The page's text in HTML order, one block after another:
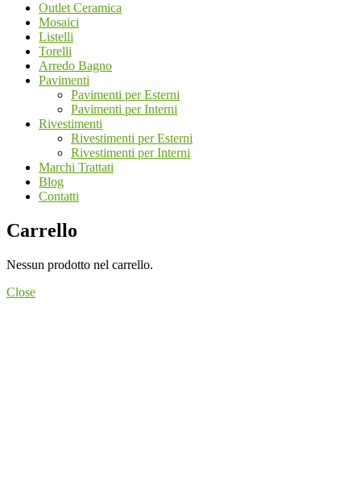
Outlet Ceramica
Mosaici
Listelli
Torelli
Arredo Bagno
Pavimenti
Pavimenti per Esterni
Pavimenti per Interni
Rivestimenti
Rivestimenti per Esterni
Rivestimenti per Interni
Marchi Trattati
Blog
Contatti
Carrello
Nessun prodotto nel carrello.
Close